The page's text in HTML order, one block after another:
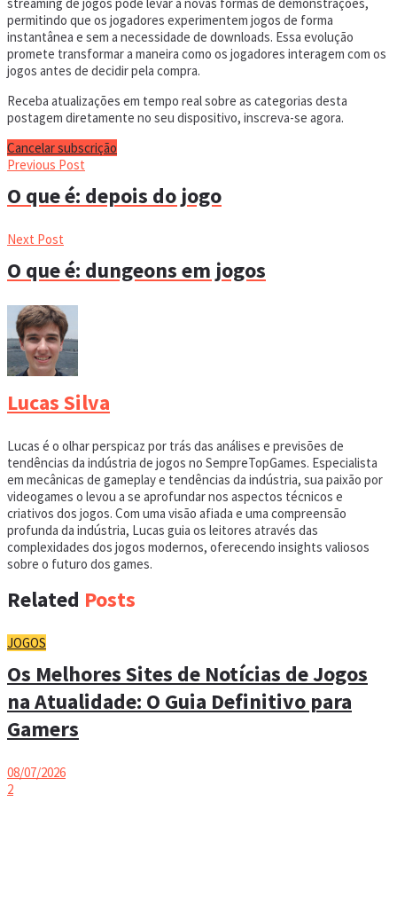
permitindo que os jogadores experimentem jogos de forma
instantânea e sem a necessidade de downloads. Essa evolução
promete transformar a maneira como os jogadores interagem com os
jogos antes de decidir pela compra.
Receba atualizações em tempo real sobre as categorias desta
postagem diretamente no seu dispositivo, inscreva-se agora.
Cancelar subscrição
Previous Post
O que é: depois do jogo
Next Post
O que é: dungeons em jogos
Lucas Silva
Lucas é o olhar perspicaz por trás das análises e previsões de
tendências da indústria de jogos no SempreTopGames. Especialista
em mecânicas de gameplay e tendências da indústria, sua paixão por
videogames o levou a se aprofundar nos aspectos técnicos e
criativos dos jogos. Com uma visão afiada e uma compreensão
profunda da indústria, Lucas guia os leitores através das
complexidades dos jogos modernos, oferecendo insights valiosos
sobre o futuro dos games.
Related Posts
JOGOS
Os Melhores Sites de Notícias de Jogos
na Atualidade: O Guia Definitivo para
Gamers
08/07/2026
2